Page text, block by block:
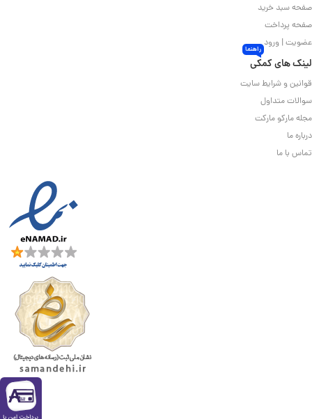
صفحه سبد خرید
صفحه پرداخت
عضویت | ورود
لینک های کمکی
راهنما
قوانین و شرایط سایت
سوالات متداول
مجله مارکو مارکت
درباره ما
تماس با ما